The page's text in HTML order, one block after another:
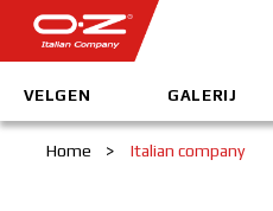
VELGEN GALERIJ
Home > Italian company